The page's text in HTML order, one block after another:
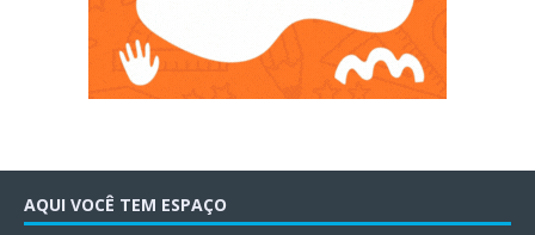
AQUI VOCÊ TEM ESPAÇO